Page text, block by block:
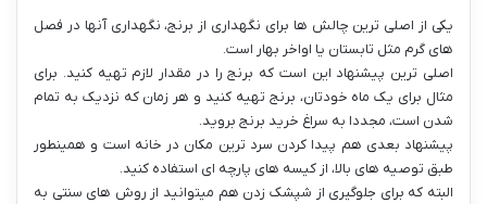
یکی از اصلی ترین چالش ها برای نگهداری از برنج، نگهداری آنها در فصل
های گرم مثل تابستان یا اواخر بهار است.
اصلی ترین پیشنهاد این است که برنج را در مقدار لازم تهیه کنید. برای
مثال برای یک ماه خودتان، برنج تهیه کنید و هر زمان که نزدیک به تمام
شدن است، مجددا به سراغ خرید برنج بروید.
پیشنهاد بعدی هم پیدا کردن سرد ترین مکان در خانه است و همینطور
طبق توصیه های بالا، از کیسه های پارچه ای استفاده کنید.
البته که برای جلوگیری از شپشک زدن هم میتوانید از روش های سنتی به